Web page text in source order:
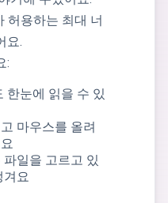
허용하는 최대 너
요.
:
한눈에 읽을 수 있
마우스를 올려
일을 고르고 있
겨요